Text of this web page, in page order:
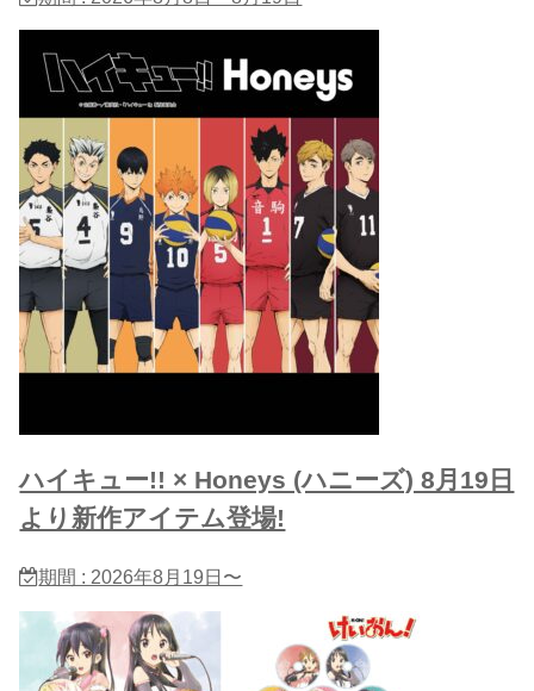
ハイキュー!! × Honeys (ハニーズ) 8月19日
より新作アイテム登場!
期間 : 2026年8月19日〜